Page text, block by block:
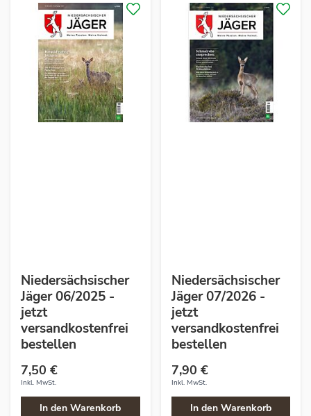
Niedersächsischer
Jäger 06/2025 -
jetzt
versandkostenfrei
bestellen
7,50 €
Inkl. MwSt.
In den Warenkorb
Niedersächsischer
Jäger 07/2026 -
jetzt
versandkostenfrei
bestellen
7,90 €
Inkl. MwSt.
In den Warenkorb